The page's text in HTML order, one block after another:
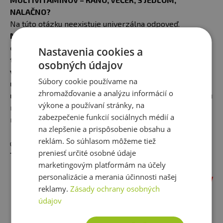
NALAČNO?
Na túto otázku neexistuje univerzálna odpoveď.
Multivitamíny odporúčame užívať s jedlom, pretože
obsahujú vitamíny (A, D, E a K), ktoré sú rozpustné v
tukoch a niekomu môže vysoká koncentrácia
vitamínov a minerálov dráždiť žalúdok, čo sa aj
užívanie počas jedla nestáva, ale ak si zvolíte
užívanie ráno, na poludnie alebo večer alebo či si dávku
rozdelíte, je na vás. Odporúčame, ale vitamíny a
minerály užívať v podobnú dennú dobu.
✅
AKÉ SÚ NAJLEPŠIE ZNAČKY MULTIVITAMÍNY NA
TRHU?
REFLEX NEXGEN 60 KAPSŮL
TERAZ V
AKCII 2 + 1 ZADARMO
obsahom 33 biologicky aktívnych
Nastavenia cookies a
osobných údajov
Súbory cookie používame na
zhromažďovanie a analýzu informácií o
výkone a používaní stránky, na
zabezpečenie funkcií sociálnych médií a
na zlepšenie a prispôsobenie obsahu a
reklám. So súhlasom môžeme tiež
preniesť určité osobné údaje
marketingovým platformám na účely
personalizácie a merania účinnosti našej
reklamy.Zásady ochrany osobných
údajov